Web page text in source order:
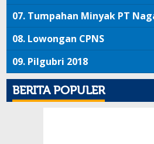
07. Tumpahan Minyak PT
08. Lowongan CPNS
09. Pilgubri 2018
BERITA POPULER